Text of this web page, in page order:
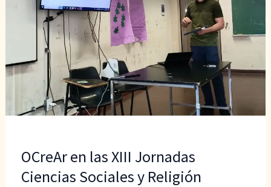
Religiones
Creencias
en
Argentina
–
OCreAr en las XIII Jornadas
Ciencias Sociales y Religión